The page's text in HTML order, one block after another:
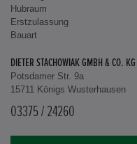
Hubraum
Erstzulassung
Bauart
DIETER STACHOWIAK GMBH & CO. KG
Potsdamer Str. 9a
15711 Königs Wusterhausen
03375 / 24260